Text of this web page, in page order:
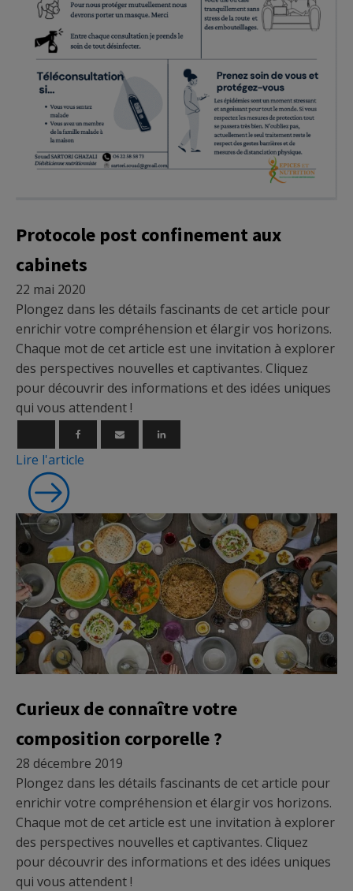
Protocole post confinement aux
cabinets
22 mai 2020
Plongez dans les détails fascinants de cet article pour
enrichir votre compréhension et élargir vos horizons.
Chaque mot de cet article est une invitation à explorer
des perspectives nouvelles et captivantes. Cliquez
pour découvrir des informations et des idées uniques
qui vous attendent !
Lire l'article
Curieux de connaître votre
composition corporelle ?
28 décembre 2019
Plongez dans les détails fascinants de cet article pour
enrichir votre compréhension et élargir vos horizons.
Chaque mot de cet article est une invitation à explorer
des perspectives nouvelles et captivantes. Cliquez
pour découvrir des informations et des idées uniques
qui vous attendent !